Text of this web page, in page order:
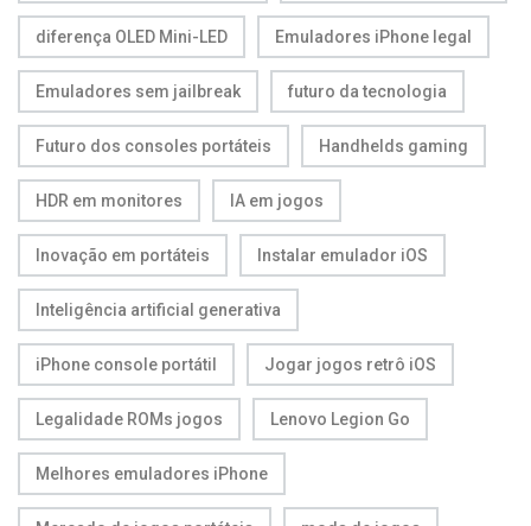
diferença OLED Mini-LED Emuladores iPhone legal
Emuladores sem jailbreak futuro da tecnologia
Futuro dos consoles portáteis Handhelds gaming
HDR em monitores IA em jogos
Inovação em portáteis Instalar emulador iOS
Inteligência artificial generativa
iPhone console portátil Jogar jogos retrô iOS
Legalidade ROMs jogos Lenovo Legion Go
Melhores emuladores iPhone